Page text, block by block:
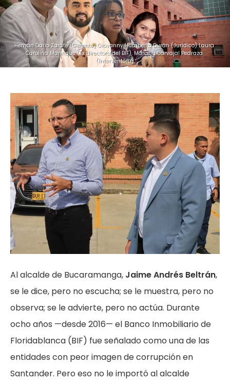
Hernán Dario Zarate (Gerente) Giovanny Humberto Durán (Jurídico) Laura
Carolina Manrique (Ex directora del BIF), Marcela Carvajal Pedraza
(Interventora)
Al alcalde de Bucaramanga, Jaime Andrés Beltrán,
se le dice, pero no escucha; se le muestra, pero no
observa; se le advierte, pero no actúa. Durante
ocho años —desde 2016— el Banco Inmobiliario de
Floridablanca (BIF) fue señalado como una de las
entidades con peor imagen de corrupción en
Santander. Pero eso no le importó al alcalde